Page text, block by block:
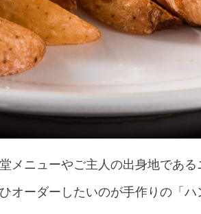
メニューやご主人の出身地であ
オーダーしたいのが手作りの「ハ